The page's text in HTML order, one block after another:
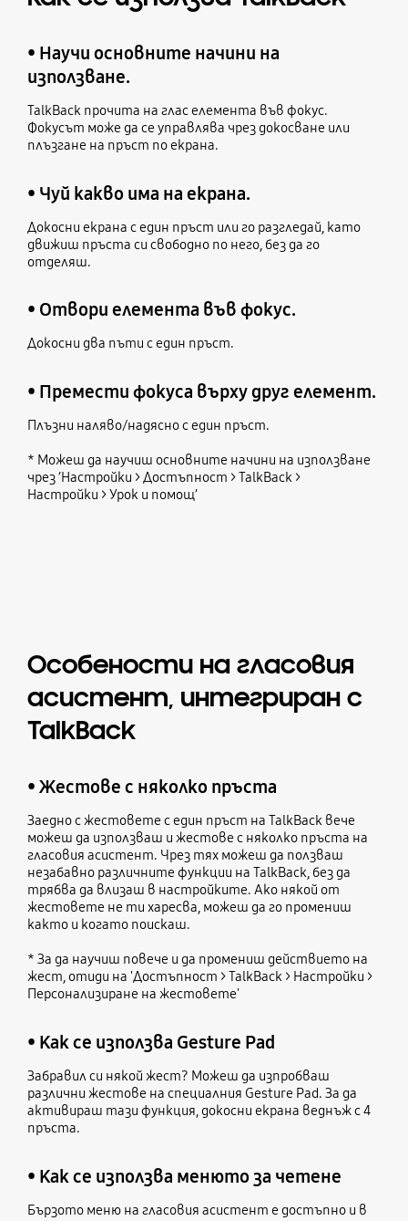
• Научи основните начини на
използване.
TalkBack прочита на глас елемента във фокус.
Фокусът може да се управлява чрез докосване или
плъзгане на пръст по екрана.
• Чуй какво има на екрана.
Докосни екрана с един пръст или го разгледай, като
движиш пръста си свободно по него, без да го
отделяш.
• Отвори елемента във фокус.
Докосни два пъти с един пръст.
• Премести фокуса върху друг елемент.
Плъзни наляво/надясно с един пръст.
* Можеш да научиш основните начини на използване
чрез ’Настройки > Достъпност > TalkBack >
Настройки > Урок и помощ’
Особености на гласовия
асистент, интегриран с
TalkBack
• Жестове с няколко пръста
Заедно с жестовете с един пръст на TalkBack вече
можеш да използваш и жестове с няколко пръста на
гласовия асистент. Чрез тях можеш да ползваш
незабавно различните функции на TalkBack, без да
трябва да влизаш в настройките. Ако някой от
жестовете не ти харесва, можеш да го промениш
както и когато поискаш.
* За да научиш повече и да промениш действието на
жест, отиди на 'Достъпност > TalkBack > Настройки >
Персонализиране на жестовете'
• Как се използва Gesture Pad
Забравил си някой жест? Можеш да изпробваш
различни жестове на специалния Gesture Pad. За да
активираш тази функция, докосни екрана веднъж с 4
пръста.
• Как се използва менюто за четене
Бързото меню на гласовия асистент е достъпно и в